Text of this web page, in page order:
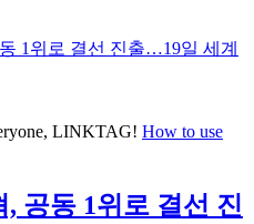
1위로 결선 진출…19일 세계
LINKTAG! How to use
, 공동 1위로 결선 진